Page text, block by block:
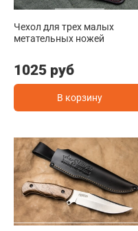
Чехол для трех малых
метательных ножей
1025 руб
В корзину